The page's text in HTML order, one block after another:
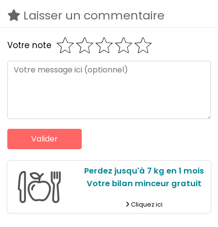
Laisser un commentaire
Votre note
Perdez jusqu'à 7 kg en 1 mois
Votre bilan minceur gratuit
Cliquez ici